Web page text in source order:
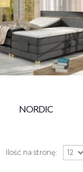
NORDIC
Ilość na stronę: